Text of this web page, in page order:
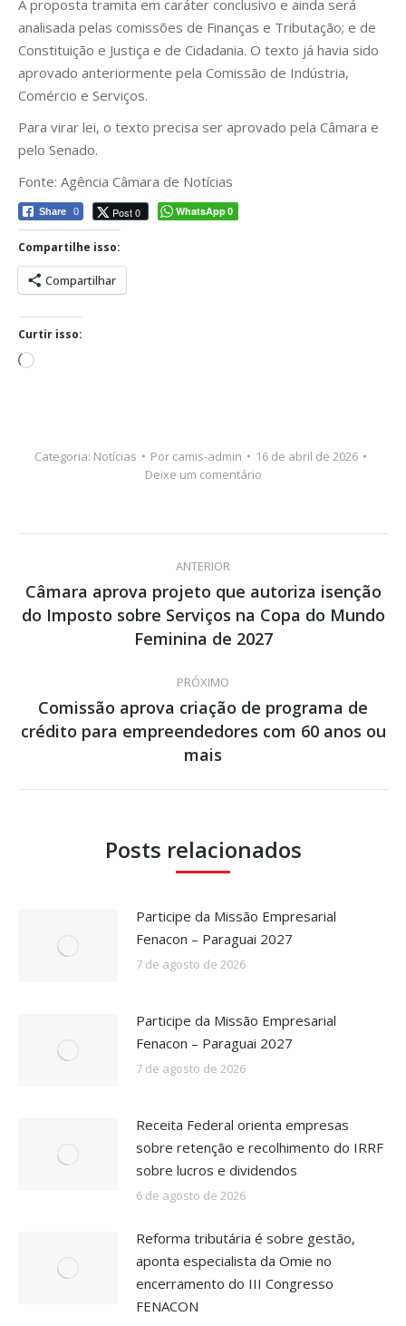
A proposta tramita em caráter conclusivo e ainda será
analisada pelas comissões de Finanças e Tributação; e de
Constituição e Justiça e de Cidadania. O texto já havia sido
aprovado anteriormente pela Comissão de Indústria,
Comércio e Serviços.
Para virar lei, o texto precisa ser aprovado pela Câmara e
pelo Senado.
Fonte: Agência Câmara de Notícias
Share 0 Post 0 WhatsApp0
Compartilhe isso:
Compartilhar
Curtir isso:
Carregando...
Categoria: Notícias Por camis-admin
16 de abril de 2026
Deixe um comentário
Navegação
de
post:
ANTERIOR
Post
anterior:
Câmara aprova projeto que autoriza isenção
do Imposto sobre Serviços na Copa do Mundo
Feminina de 2027
PRÓXIMO
Próximo
post:
Comissão aprova criação de programa de
crédito para empreendedores com 60 anos ou
mais
Posts relacionados
Participe da Missão Empresarial
Fenacon – Paraguai 2027
7 de agosto de 2026
Participe da Missão Empresarial
Fenacon – Paraguai 2027
7 de agosto de 2026
Receita Federal orienta empresas
sobre retenção e recolhimento do IRRF
sobre lucros e dividendos
6 de agosto de 2026
Reforma tributária é sobre gestão,
aponta especialista da Omie no
encerramento do III Congresso
FENACON